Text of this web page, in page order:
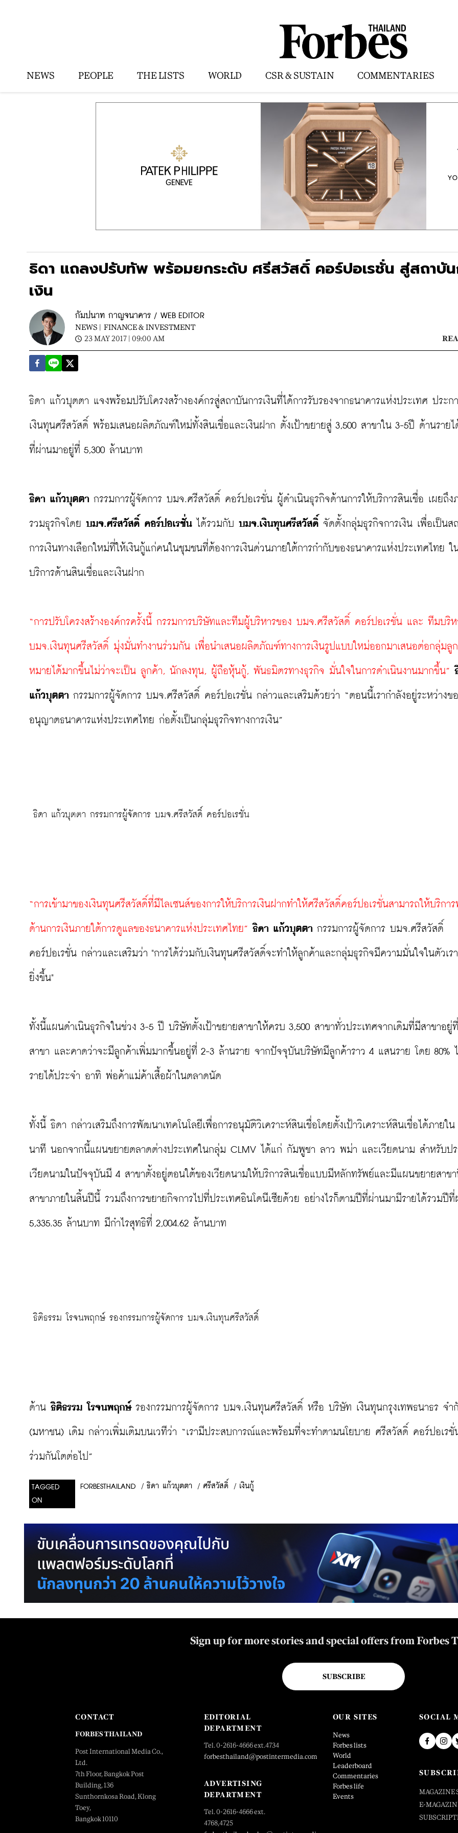
NEWS PEOPLE THE LISTS WORLD CSR & SUSTAIN COMMENTARIES
ธิดา แถลงปรับทัพ พร้อมยกระดับ ศรีสวัสดิ์ คอร์ปอเรชั่น สู่สถาบัน
เงิน
กัมปนาท กาญจนาคาร / WEB EDITOR
NEWS | FINANCE & INVESTMENT
23 MAY 2017 | 09:00 AM
ธิดา แก้วบุตตา แจงพร้อมปรับโครงสร้างองค์กรสู่สถาบันการเงินที่ได้การรับรองจากธนาคารแห่งประเทศ ประก
เงินทุนศรีสวัสดิ์ พร้อมเสนอผลิตภัณฑ์ใหม่ทั้งสินเชื่อและเงินฝาก ตั้งเป้าขยายสู่ 3,500 สาขาใน 3-5ปี ด้านรายไ
ที่ผ่านมาอยู่ที่ 5,300 ล้านบาท
ธิดา แก้วบุตตา กรรมการผู้จัดการ บมจ.ศรีสวัสดิ์ คอร์ปอเรชั่น ผู้ดำเนินธุรกิจด้านการให้บริการสินเชื่อ เผยถึง
รวมธุรกิจโดย บมจ.ศรีสวัสดิ์ คอร์ปอเรชั่น ได้รวมกับ บมจ.เงินทุนศรีสวัสดิ์ จัดตั้งกลุ่มธุรกิจการเงิน เพื่อเป็นส
การเงินทางเลือกใหม่ที่ให้เงินกู้แก่คนในชุมชนที่ต้องการเงินด่วนภายใต้การกำกับของธนาคารแห่งประเทศไทย ใ
บริการด้านสินเชื่อและเงินฝาก
“การปรับโครงสร้างองค์กรครั้งนี้ กรรมการบริษัทและทีมผู้บริหารของ บมจ.ศรีสวัสดิ์ คอร์ปอเรชั่น และ ทีมบริห
บมจ.เงินทุนศรีสวัสดิ์ มุ่งมั่นทำงานร่วมกัน เพื่อนำเสนอผลิตภัณฑ์ทางการเงินรูปแบบใหม่ออกมาเสนอต่อกลุ่มลูก
หมายได้มากขึ้นไม่ว่าจะเป็น ลูกค้า, นักลงทุน, ผู้ถือหุ้นกู้, พันธมิตรทางธุรกิจ มั่นใจในการดำเนินงานมากขึ้น”
แก้วบุตตา กรรมการผู้จัดการ บมจ.ศรีสวัสดิ์ คอร์ปอเรชั่น กล่าวและเสริมด้วยว่า “ตอนนี้เรากำลังอยู่ระหว่างขอ
อนุญาตธนาคารแห่งประเทศไทย ก่อตั้งเป็นกลุ่มธุรกิจทางการเงิน”
ธิดา แก้วบุตตา กรรมการผู้จัดการ บมจ.ศรีสวัสดิ์ คอร์ปอเรชั่น
“การเข้ามาของเงินทุนศรีสวัสดิ์ที่มีไลเซนส์ของการให้บริการเงินฝากทำให้ศรีสวัสดิ์คอร์ปอเรชั่นสามารถให้บริการ
ด้านการเงินภายใต้การดูแลของธนาคารแห่งประเทศไทย” ธิดา แก้วบุตตา กรรมการผู้จัดการ บมจ.ศรีสวัสดิ์
คอร์ปอเรชั่น กล่าวและเสริมว่า "การได้ร่วมกับเงินทุนศรีสวัสดิ์จะทำให้ลูกค้าและกลุ่มธุรกิจมีความมั่นใจในตัวเร
ยิ่งขึ้น"
ทั้งนี้แผนดำเนินธุรกิจในช่วง 3-5 ปี บริษัทตั้งเป้าขยายสาขาให้ครบ 3,500 สาขาทั่วประเทศจากเดิมที่มีสาขาอยู่
สาขา และคาดว่าจะมีลูกค้าเพิ่มมากขึ้นอยู่ที่ 2-3 ล้านราย จากปัจจุบันบริษัทมีลูกค้าราว 4 แสนราย โดย 80%
รายได้ประจำ อาทิ พ่อค้าแม่ค้าเสื้อผ้าในตลาดนัด
ทั้งนี้ ธิดา กล่าวเสริมถึงการพัฒนาเทคโนโลยีเพื่อการอนุมัติวิเคราะห์สินเชื่อโดยตั้งเป้าวิเคราะห์สินเชื่อได้ภายใน
นาที นอกจากนี้แผนขยายตลาดต่างประเทศในกลุ่ม CLMV ได้แก่ กัมพูชา ลาว พม่า และเวียดนาม สำหรับปร
เวียดนามในปัจจุบันมี 4 สาขาตั้งอยู่ตอนใต้ของเวียดนามให้บริการสินเชื่อแบบมีหลักทรัพย์และมีแผนขยายสาข
สาขาภายในสิ้นปีนี้ รวมถึงการขยายกิจการไปที่ประเทศอินโดนีเซียด้วย อย่างไรก็ตามปีที่ผ่านมามีรายได้รวมปีที่
5,335.35 ล้านบาท มีกำไรสุทธิที่ 2,004.62 ล้านบาท
ธิติธรรม โรจนพฤกษ์ รองกรรมการผู้จัดการ บมจ.เงินทุนศรีสวัสดิ์
ด้าน ธิติธรรม โรจนพฤกษ์ รองกรรมการผู้จัดการ บมจ.เงินทุนศรีสวัสดิ์ หรือ บริษัท เงินทุนกรุงเทพธนาธร จํา
(มหาชน) เดิม กล่าวเพิ่มเติมบนเวทีว่า “เรามีประสบการณ์และพร้อมที่จะทำตามนโยบาย ศรีสวัสดิ์ คอร์ปอเรชั่
ร่วมกันโตต่อไป”
TAGGED
ON
FORBESTHAILAND / ธิดา แก้วบุตตา / ศรีสวัสดิ์ / เงินกู้
Sign up for more stories and special offers from Forbes
SUBSCRIBE
CONTACT
FORBES THAILAND
Post International Media Co.,
Ltd.
7th Floor, Bangkok Post
Building, 136
Sunthornkosa Road, Klong
Toey,
Bangkok 10110
EDITORIAL
DEPARTMENT
Tel. 0-2616-4666 ext.4734
forbesthailand@postintermedia.com
ADVERTISING
DEPARTMENT
Tel. 0-2616-4666 ext.
4768,4725
OUR SITES
News
Forbes lists
World
Leaderboard
Commentaries
Forbes life
Events
SOCIAL
MAGAZINE
E-